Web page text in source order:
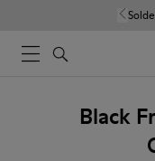
Black